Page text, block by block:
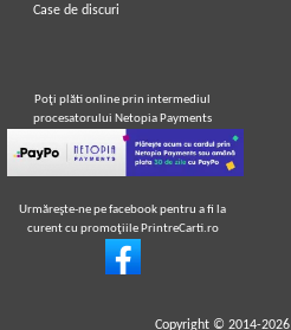
Case de discuri
Poţi plăti online prin intermediul
procesatorului Netopia Payments
Urmăreşte-ne pe facebook pentru a fi la
curent cu promoţiile PrintreCarti.ro
Copyright © 2014-2026